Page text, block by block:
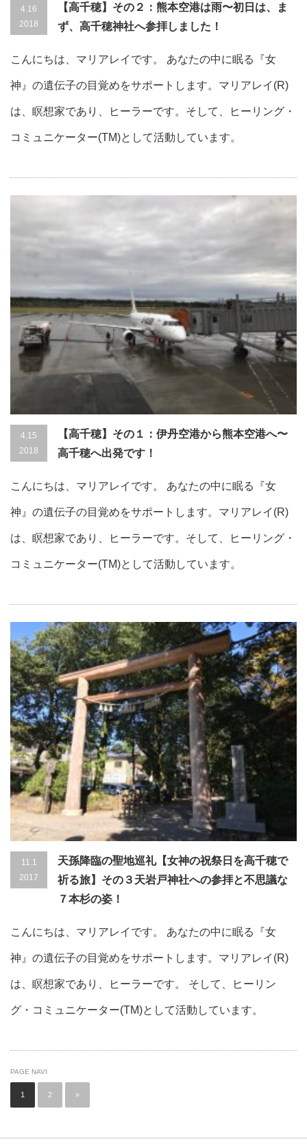
4.16
2018
【高千穂】その２：熊本空港は雨〜初日は、ま
ず、高千穂神社へ参拝しました！
こんにちは、マリアレイです。 あなたの中に眠る『女
神』の遺伝子の目覚めをサポートします。マリアレイ(R)
は、瞑想家であり、ヒーラーです。そして、ヒーリング・
コミュニケーター(TM)として活動しています。
4.15
2018
【高千穂】その１：伊丹空港から熊本空港へ〜
高千穂へ出発です！
こんにちは、マリアレイです。 あなたの中に眠る『女
神』の遺伝子の目覚めをサポートします。マリアレイ(R)
は、瞑想家であり、ヒーラーです。そして、ヒーリング・
コミュニケーター(TM)として活動しています。
11.1
2017
天孫降臨の聖地巡礼【女神の祝祭日を高千穂で
祈る旅】その３天岩戸神社への参拝と不思議な
７本杉の姿！
こんにちは、マリアレイです。 あなたの中に眠る『女
神』の遺伝子の目覚めをサポートします。マリアレイ(R)
は、瞑想家であり、ヒーラーです。 そして、ヒーリン
グ・コミュニケーター(TM)として活動しています。
PAGE NAVI
1 2 »